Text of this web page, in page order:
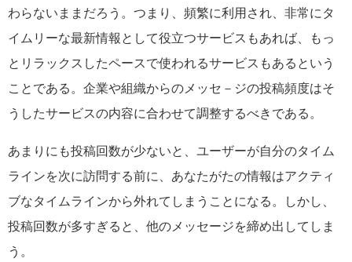
わらないままだろう。つまり、頻繁に利用され、非常にタ
イムリーな最新情報として役立つサービスもあれば、もっ
とリラックスしたペースで使われるサービスもあるという
ことである。企業や組織からのメッセ－ジの投稿頻度はそ
うしたサービスの内容に合わせて調整するべきである。
あまりにも投稿回数が少ないと、ユーザーが自分のタイム
ラインを次に訪問する前に、あなたがたの情報はアクティ
ブなタイムラインから外れてしまうことになる。しかし、
投稿回数が多すぎると、他のメッセージを締め出してしま
う。